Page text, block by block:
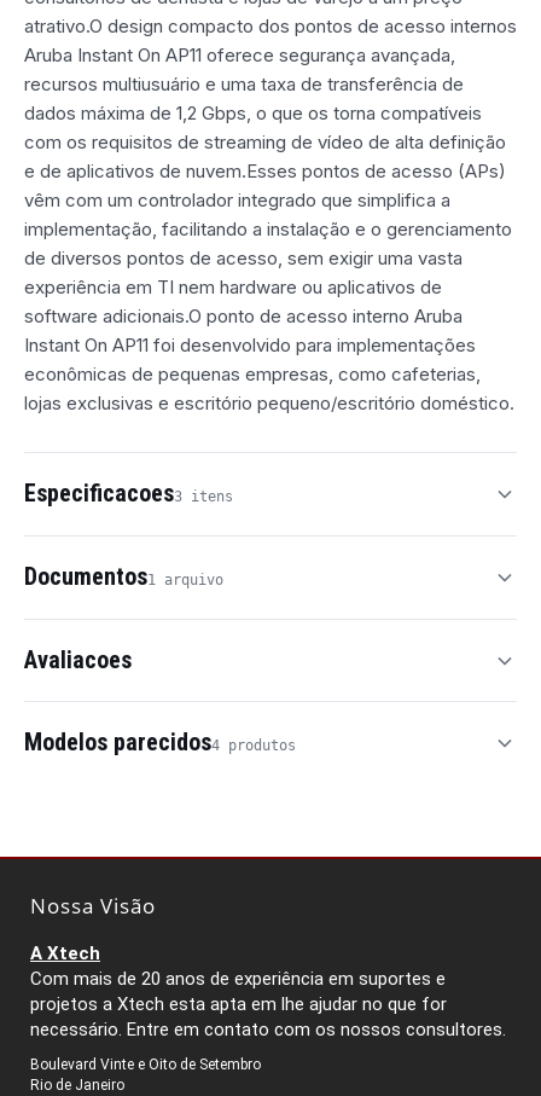
atrativo.O design compacto dos pontos de acesso internos
Aruba Instant On AP11 oferece segurança avançada,
recursos multiusuário e uma taxa de transferência de
dados máxima de 1,2 Gbps, o que os torna compatíveis
com os requisitos de streaming de vídeo de alta definição
e de aplicativos de nuvem.Esses pontos de acesso (APs)
vêm com um controlador integrado que simplifica a
implementação, facilitando a instalação e o gerenciamento
de diversos pontos de acesso, sem exigir uma vasta
experiência em TI nem hardware ou aplicativos de
software adicionais.O ponto de acesso interno Aruba
Instant On AP11 foi desenvolvido para implementações
econômicas de pequenas empresas, como cafeterias,
lojas exclusivas e escritório pequeno/escritório doméstico.
Especificacoes3 itens
Documentos1 arquivo
Avaliacoes
Modelos parecidos4 produtos
Nossa Visão
A Xtech
Com mais de 20 anos de experiência em suportes e
projetos a Xtech esta apta em lhe ajudar no que for
necessário. Entre em contato com os nossos consultores.
Boulevard Vinte e Oito de Setembro
Rio de Janeiro